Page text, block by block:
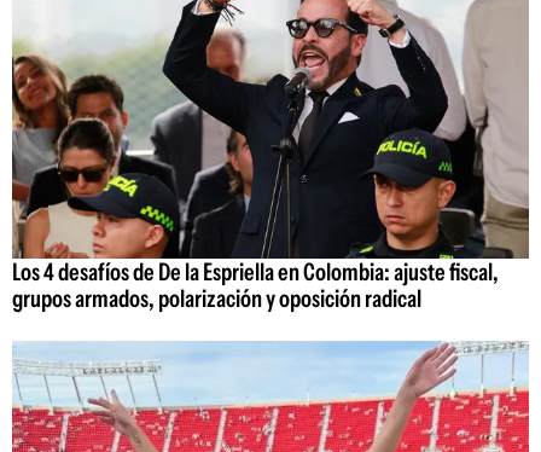
Los 4 desafíos de De la Espriella en Colombia: ajuste fiscal,
grupos armados, polarización y oposición radical